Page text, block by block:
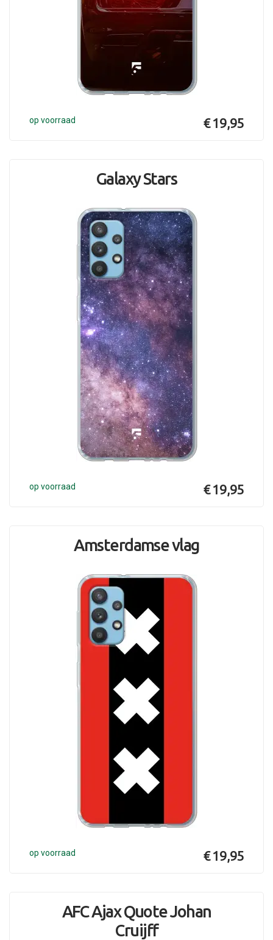
op voorraad € 19,95
Galaxy Stars
op voorraad € 19,95
Amsterdamse vlag
op voorraad € 19,95
AFC Ajax Quote Johan
Cruijff